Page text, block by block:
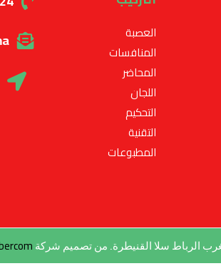
العصبة
المنافسات
المحاضر
اللجان
التحكيم
التقنية
المطبوعات
الرباط سلا القنيطرة. من تصميم شركة